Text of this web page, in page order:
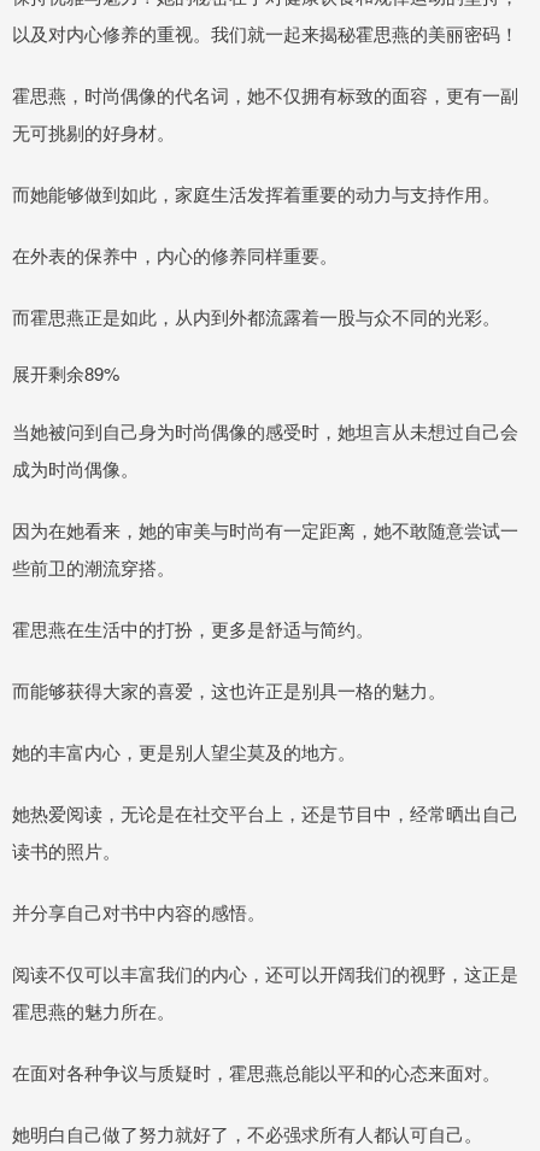
以及对内心修养的重视。我们就一起来揭秘霍思燕的美丽密码！
霍思燕，时尚偶像的代名词，她不仅拥有标致的面容，更有一副
无可挑剔的好身材。
而她能够做到如此，家庭生活发挥着重要的动力与支持作用。
在外表的保养中，内心的修养同样重要。
而霍思燕正是如此，从内到外都流露着一股与众不同的光彩。
展开剩余89%
当她被问到自己身为时尚偶像的感受时，她坦言从未想过自己会
成为时尚偶像。
因为在她看来，她的审美与时尚有一定距离，她不敢随意尝试一
些前卫的潮流穿搭。
霍思燕在生活中的打扮，更多是舒适与简约。
而能够获得大家的喜爱，这也许正是别具一格的魅力。
她的丰富内心，更是别人望尘莫及的地方。
她热爱阅读，无论是在社交平台上，还是节目中，经常晒出自己
读书的照片。
并分享自己对书中内容的感悟。
阅读不仅可以丰富我们的内心，还可以开阔我们的视野，这正是
霍思燕的魅力所在。
在面对各种争议与质疑时，霍思燕总能以平和的心态来面对。
她明白自己做了努力就好了，不必强求所有人都认可自己。